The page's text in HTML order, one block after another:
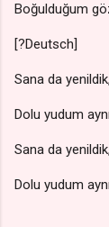
Boğulduğum
[?Deutsch]
Sana da
Dolu yudum
Sana da
Dolu yudum